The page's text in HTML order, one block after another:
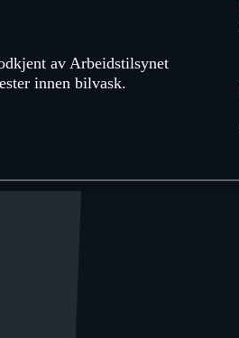
av Arbeidstilsynet
innen bilvask.